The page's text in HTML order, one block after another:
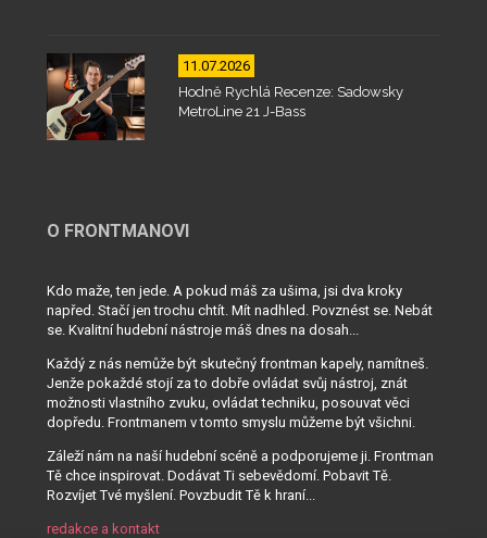
11.07.2026
Hodně Rychlá Recenze: Sadowsky
MetroLine 21 J-Bass
O FRONTMANOVI
Kdo maže, ten jede. A pokud máš za ušima, jsi dva kroky
napřed. Stačí jen trochu chtít. Mít nadhled. Povznést se. Nebát
se. Kvalitní hudební nástroje máš dnes na dosah...
Každý z nás nemůže být skutečný frontman kapely, namítneš.
Jenže pokaždé stojí za to dobře ovládat svůj nástroj, znát
možnosti vlastního zvuku, ovládat techniku, posouvat věci
dopředu. Frontmanem v tomto smyslu můžeme být všichni.
Záleží nám na naší hudební scéně a podporujeme ji. Frontman
Tě chce inspirovat. Dodávat Ti sebevědomí. Pobavit Tě.
Rozvíjet Tvé myšlení. Povzbudit Tě k hraní...
redakce a kontakt